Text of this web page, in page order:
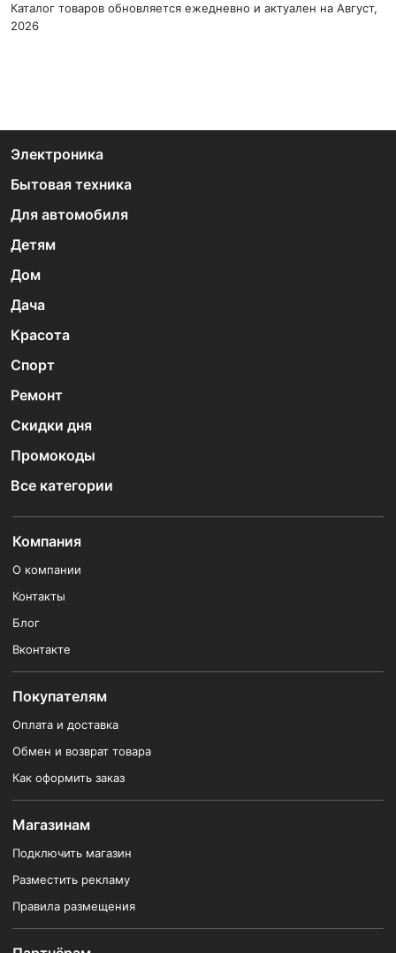
Каталог товаров обновляется ежедневно и актуален на Август,
2026
Электроника
Бытовая техника
Для автомобиля
Детям
Дом
Дача
Красота
Спорт
Ремонт
Скидки дня
Промокоды
Все категории
Компания
О компании
Контакты
Блог
Вконтакте
Покупателям
Оплата и доставка
Обмен и возврат товара
Как оформить заказ
Магазинам
Подключить магазин
Разместить рекламу
Правила размещения